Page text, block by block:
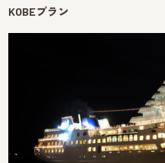
KOBEプラン